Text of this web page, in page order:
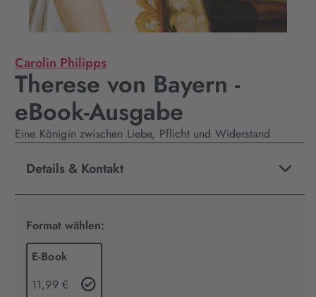
Carolin Philipps
Therese von Bayern -
eBook-Ausgabe
Eine Königin zwischen Liebe, Pflicht und Widerstand
Details & Kontakt
Format wählen:
E-Book
11,99 €